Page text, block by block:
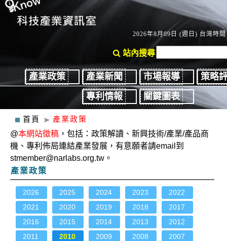
2026年8月09日 (週日) 台灣時間
站內搜尋
產業政策 產業新聞 市場報導
策略
專利情報
關鍵圖表
首頁 產業政策
@本網站徵稿 ，包括：政策解讀、新興技術/產業/產品商
機、專利佈局連結產業發展，有意願者請email到
stmember@narlabs.org.tw。
產業政策
2026 2025 2024 2023
2022
2021
2020 2019 2018
2017
2016
2015 2014 2013
2012
2011
2010 2009 2008
2007